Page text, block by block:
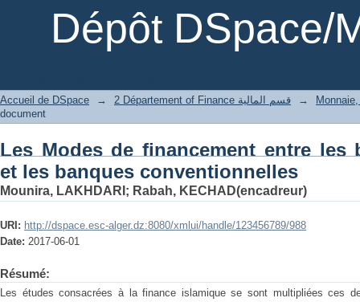
Dépôt DSpace/
Accueil de DSpace → 2 Département of Finance قسم المالية
→
document
Les Modes de financement entre les
et les banques conventionnelles
Mounira, LAKHDARI ; Rabah, KECHAD(encadreur)
URI: http://dspace.esc-alger.dz:8080/xmlui/handle/123456789/988
Date: 2017-06-01
Résumé:
Les études consacrées à la finance islamique se sont multipliées ces